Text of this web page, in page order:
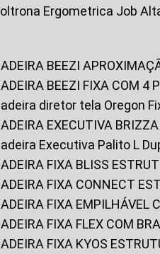
Poltrona Ergometrica Job
CADEIRA BEEZI
CADEIRA BEEZI FIXA COM 4
Cadeira diretor tela Oregon
CADEIRA EXECUTIVA
Cadeira Executiva Palito L
CADEIRA FIXA BLISS
CADEIRA FIXA CONNECT
CADEIRA FIXA EMPILHÁVEL
CADEIRA FIXA FLEX COM
CADEIRA FIXA KYOS